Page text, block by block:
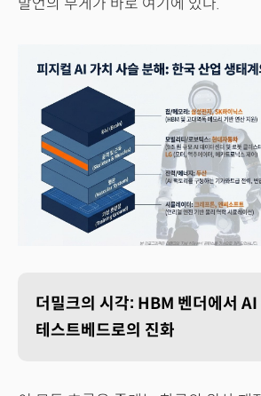
더밀크의 시각: HBM 벤더에서 AI
테스트베드로의 진화